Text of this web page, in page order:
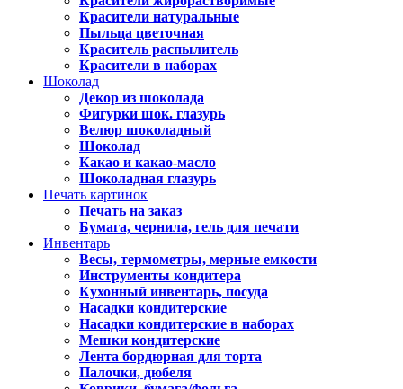
Красители натуральные
Пыльца цветочная
Краситель распылитель
Красители в наборах
Шоколад
Декор из шоколада
Фигурки шок. глазурь
Велюр шоколадный
Шоколад
Какао и какао-масло
Шоколадная глазурь
Печать картинок
Печать на заказ
Бумага, чернила, гель для печати
Инвентарь
Весы, термометры, мерные емкости
Инструменты кондитера
Кухонный инвентарь, посуда
Насадки кондитерские
Насадки кондитерские в наборах
Мешки кондитерские
Лента бордюрная для торта
Палочки, дюбеля